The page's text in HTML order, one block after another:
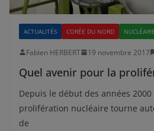
ACTUALITÉS CORÉE DU NORD
Fabien HERBERT 19 novembre 2017
Quel avenir pour la
Depuis le début des années
prolifération nucléaire tourne
de